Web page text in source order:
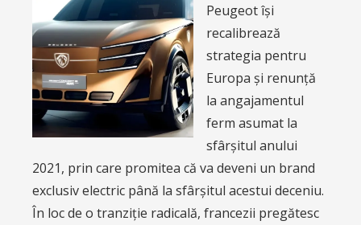
Peugeot își
recalibrează
strategia pentru
Europa și renunță
la angajamentul
ferm asumat la
sfârșitul anului
2021, prin care promitea că va deveni un brand
exclusiv electric până la sfârșitul acestui deceniu.
În loc de o tranziție radicală, francezii pregătesc